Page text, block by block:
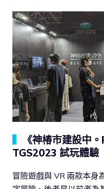
《神椿市建設中。
TGS2023 試玩體驗
冒險遊戲與 VR 兩款本身